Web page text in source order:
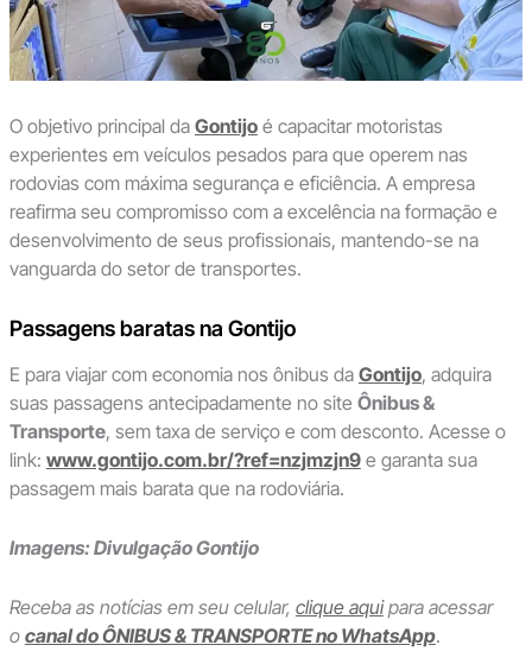
O objetivo principal da Gontijoé capacitar motoristas
experientes em veículos pesados para que operem nas
rodovias com máxima segurança e eficiência. A empresa
reafirma seu compromisso com a excelência na formação e
desenvolvimento de seus profissionais, mantendo-se na
vanguarda do setor de transportes.
Passagens baratas na Gontijo
E para viajar com economia nos ônibus da Gontijo, adquira
suas passagens antecipadamente no site Ônibus &
Transporte, sem taxa de serviço e com desconto. Acesse o
link: www.gontijo.com.br/?ref=nzjmzjn9e garanta sua
passagem mais barata que na rodoviária.
Imagens: Divulgação Gontijo
Receba as notícias em seu celular, clique aquipara acessar
o canal do ÔNIBUS & TRANSPORTE no WhatsApp.